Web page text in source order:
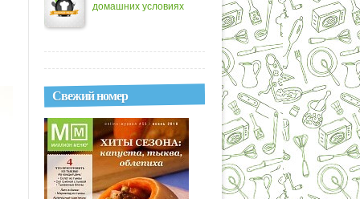
домашних условиях
Свежий номер